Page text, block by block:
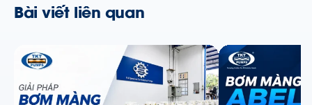
Bài viết liên quan